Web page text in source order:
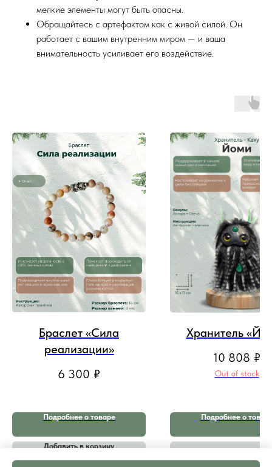
мелкие элементы могут быть опасны.
Обращайтесь с артефактом как с живой силой. Он
работает с вашим внутренним миром — и ваша
внимательность усиливает его воздействие.
Браслет «Сила
реализации»
6 300 ₽
Подробнее о товаре
Добавить в корзину
Хранитель
10 808 ₽
Out of stock
Подробнее о